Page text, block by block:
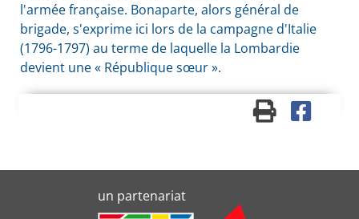
l'armée française. Bonaparte, alors général de
brigade, s'exprime ici lors de la campagne d'Italie
(1796-1797) au terme de laquelle la Lombardie
devient une « République sœur ».
un partenariat